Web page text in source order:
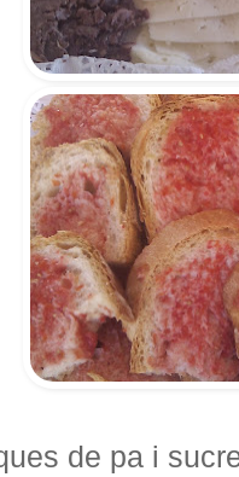
de pa i